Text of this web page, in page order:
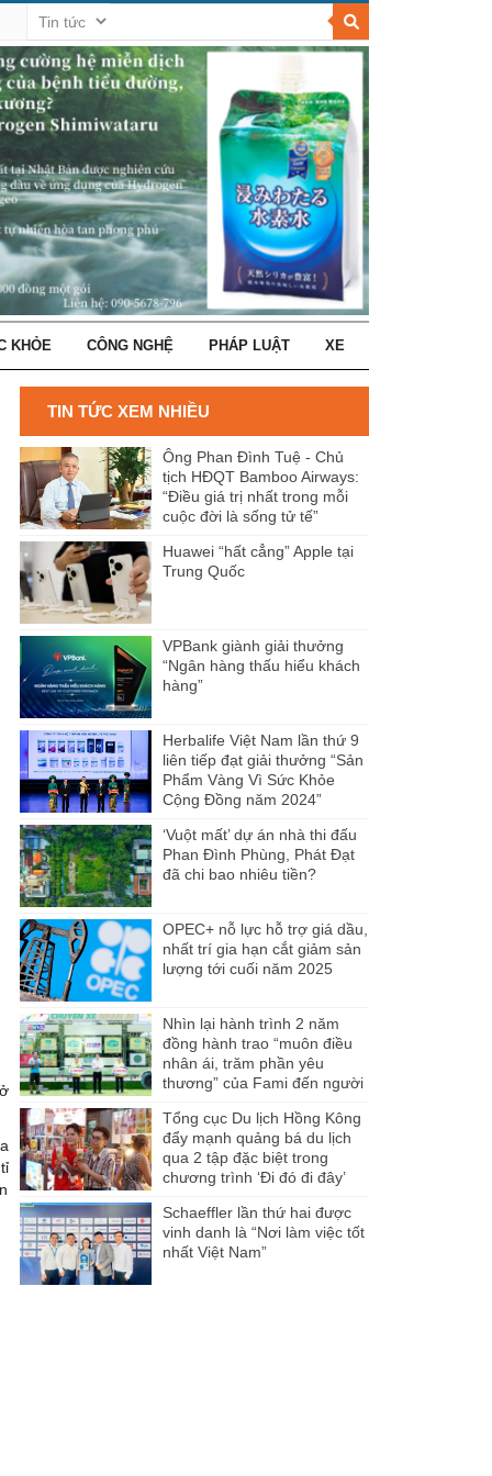
KHỎE CÔNG NGHỆ PHÁP LUẬT XE
TIN TỨC XEM NHIỀU
Ông Phan Đình Tuệ - Chủ
tịch HĐQT Bamboo Airways:
“Điều giá trị nhất trong mỗi
cuộc đời là sống tử tế”
Huawei “hất cẳng” Apple tại
Trung Quốc
VPBank giành giải thưởng
“Ngân hàng thấu hiểu khách
hàng”
Herbalife Việt Nam lần thứ 9
liên tiếp đạt giải thưởng “Sản
Phẩm Vàng Vì Sức Khỏe
Cộng Đồng năm 2024”
‘Vuột mất’ dự án nhà thi đấu
Phan Đình Phùng, Phát Đạt
đã chi bao nhiêu tiền?
OPEC+ nỗ lực hỗ trợ giá dầu,
nhất trí gia hạn cắt giảm sản
lượng tới cuối năm 2025
Nhìn lại hành trình 2 năm
đồng hành trao “muôn điều
nhân ái, trăm phần yêu
thương” của Fami đến người
Tổng cục Du lịch Hồng Kông
đẩy mạnh quảng bá du lịch
qua 2 tập đặc biệt trong
chương trình ‘Đi đó đi đây’
Schaeffler lần thứ hai được
vinh danh là “Nơi làm việc tốt
nhất Việt Nam”